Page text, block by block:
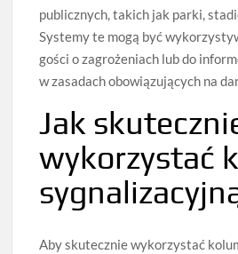
publicznych, takich jak parki,
Systemy te mogą być
gości o zagrożeniach lub do
w zasadach obowiązujących na
Jak
wykorzystać
Aby skutecznie wykorzystać